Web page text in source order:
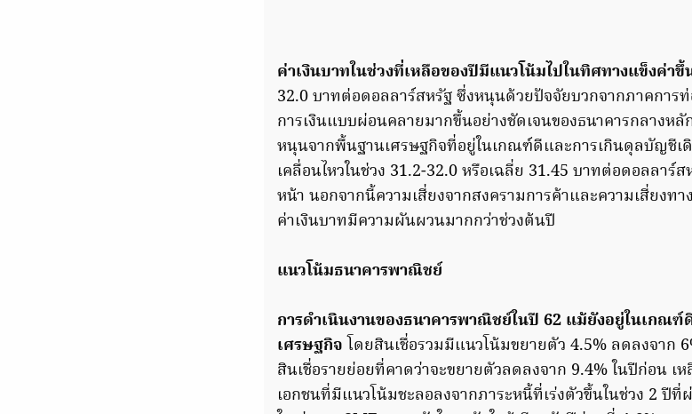
ค่าเงินบาทในช่วงที่เหลือของปีมีแนวโน้มไปในทิศทางแข็งค่าขึ้
32.0 บาทต่อดอลลาร์สหรัฐ ซึ่งหนุนด้วยปัจจัยบวกจากภาคการ
การเงินแบบผ่อนคลายมากขึ้นอย่างชัดเจนของธนาคารกลางห
หนุนจากพื้นฐานเศรษฐกิจที่อยู่ในเกณฑ์ดีและการเกินดุลบัญชีเ
เคลื่อนไหวในช่วง 31.2-32.0 หรือเฉลี่ย 31.45 บาทต่อดอลลาร์
หน้า นอกจากนี้ความเสี่ยงจากสงครามการค้าและความเสี่ยง
ค่าเงินบาทมีความผันผวนมากกว่าช่วงต้นปี
แนวโน้มธนาคารพาณิชย์
การดำเนินงานของธนาคารพาณิชย์ในปี 62 แม้ยังอยู่ในเกณฑ์
เศรษฐกิจ โดยสินเชื่อรวมมีแนวโน้มขยายตัว 4.5% ลดลงจาก
สินเชื่อรายย่อยที่คาดว่าจะขยายตัวลดลงจาก 9.4% ในปีก่อน เ
เอกชนที่มีแนวโน้มชะลอลงจากภาระหนี้ที่เร่งตัวขึ้นในช่วง 2 ปี